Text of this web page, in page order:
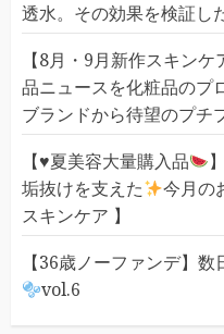
透水。その効果を検証し
【8月・9月新作スキン
品ニュースを化粧品のプ
ブランドから待望のプチ
【♥️夏美容大量購入品
垢抜けを支えた
今月の
スキンケア 】
【36歳ノーファンデ】
vol.6